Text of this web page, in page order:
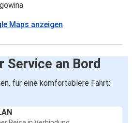
Maps anzeigen
Service an Bord
für eine komfortablere Fahrt: